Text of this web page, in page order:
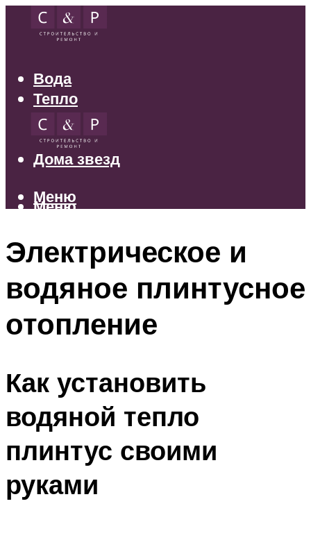
Вода
Тепло
Электрика
Свет
Дома звезд
Меню
Меню
Электрическое и
водяное плинтусное
отопление
Как установить
водяной тепло
плинтус своими
руками